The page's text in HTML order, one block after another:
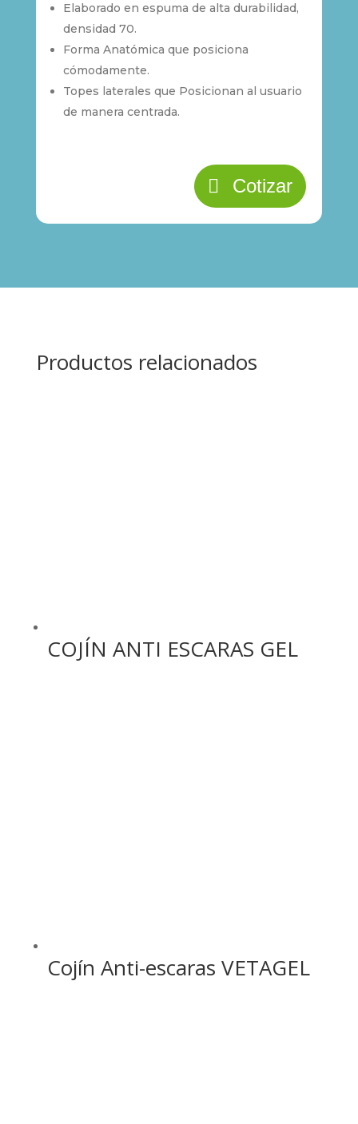
Elaborado en espuma de alta durabilidad,
densidad 70.
Forma Anatómica que posiciona
cómodamente.
Topes laterales que Posicionan al usuario
de manera centrada.
Cotizar
Productos relacionados
COJÍN ANTI ESCARAS GEL
Cojín Anti-escaras VETAGEL